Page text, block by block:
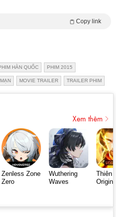
Copy link
HÀN QUỐC PHIM 2015
MOVIE TRAILER TRAILER PHIM
Xem thêm
Zenless Zone
Zero
Wuthering
Waves
Thiên
Origin